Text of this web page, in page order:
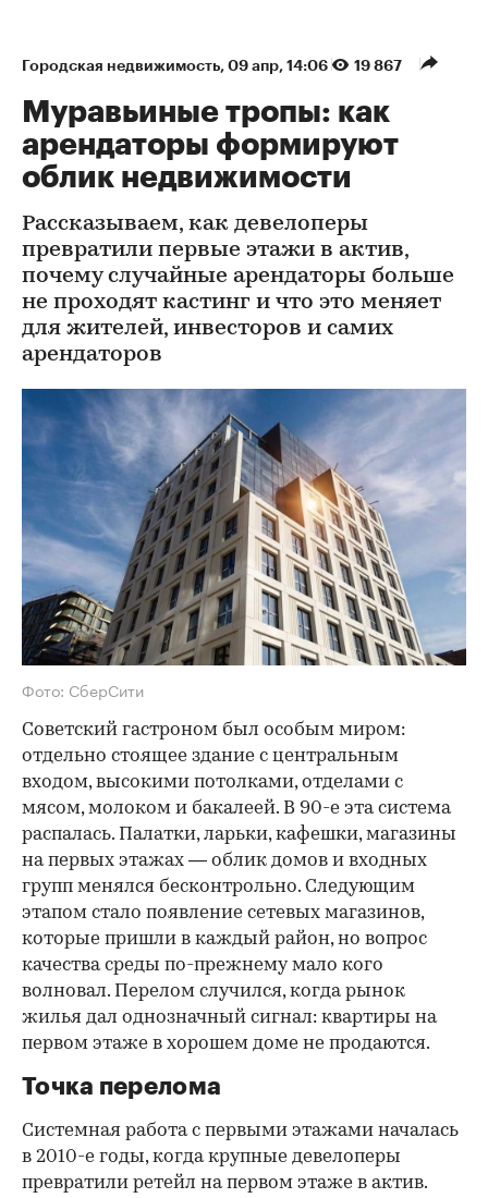
Городская недвижимость⁠, 09 апр, 14:06 19 867
Муравьиные тропы: как
арендаторы формируют
облик недвижимости
Рассказываем, как девелоперы
превратили первые этажи в актив,
почему случайные арендаторы больше
не проходят кастинг и что это меняет
для жителей, инвесторов и самих
арендаторов
Фото: СберСити
Советский гастроном был особым миром:
отдельно стоящее здание с центральным
входом, высокими потолками, отделами с
мясом, молоком и бакалеей. В 90-е эта система
распалась. Палатки, ларьки, кафешки, магазины
на первых этажах — облик домов и входных
групп менялся бесконтрольно. Следующим
этапом стало появление сетевых магазинов,
которые пришли в каждый район, но вопрос
качества среды по-прежнему мало кого
волновал. Перелом случился, когда рынок
жилья дал однозначный сигнал: квартиры на
первом этаже в хорошем доме не продаются.
Точка перелома
Системная работа с первыми этажами началась
в 2010-е годы, когда крупные девелоперы
превратили ретейл на первом этаже в актив.